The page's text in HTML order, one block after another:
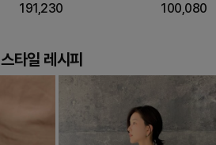
191,230 100,080
스타일 레시피